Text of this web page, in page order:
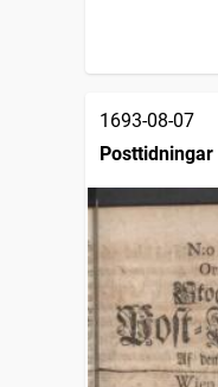
1693-08-07
Posttidningar